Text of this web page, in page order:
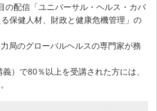
の配信「ユニバーサル・ヘルス・カバ
保健人材、財政と健康危機管理」の
局のグローバルヘルスの専門家が務
）で80％以上を受講された方には、